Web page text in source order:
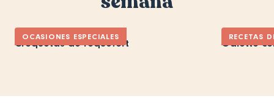
OCASIONES ESPECIALES
Croquetas de roquefort
RECETAS
Galette